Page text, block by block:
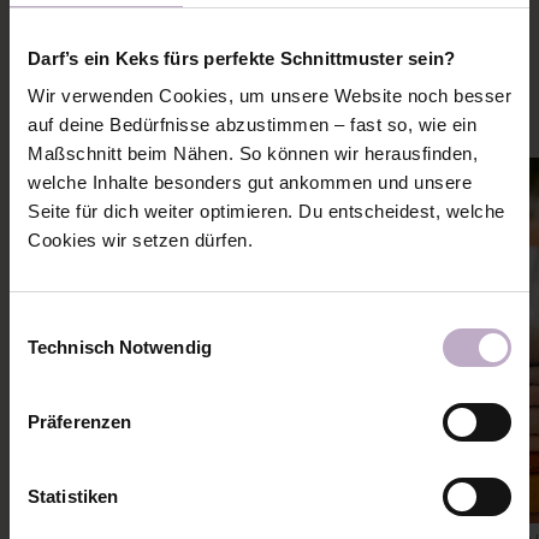
Darf’s ein Keks fürs perfekte Schnittmuster sein?
Wir verwenden Cookies, um unsere Website noch besser
auf deine Bedürfnisse abzustimmen – fast so, wie ein
Maßschnitt beim Nähen. So können wir herausfinden,
welche Inhalte besonders gut ankommen und unsere
Seite für dich weiter optimieren. Du entscheidest, welche
Cookies wir setzen dürfen.
Technisch Notwendig
Präferenzen
Statistiken
PASSENDE NÄHANLEITUNGEN
Mehr Ideen und Inspiration zu diesem Schnitt holen